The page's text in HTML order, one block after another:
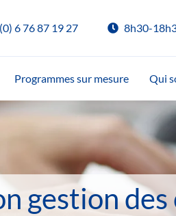
6 76 87 19 27 8h30-
Programmes sur mesure Qui
gestion